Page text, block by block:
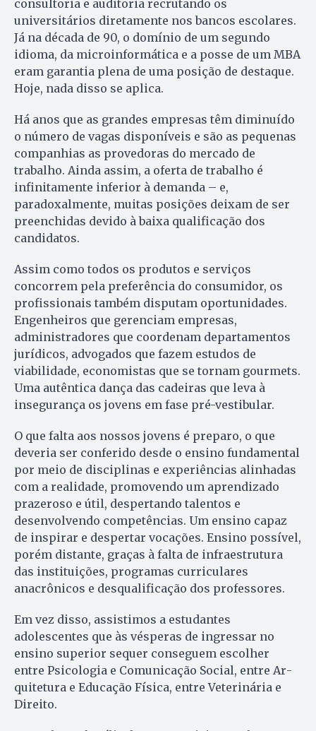
consultoria e auditoria recrutando os
universitários diretamente nos bancos escolares.
Já na década de 90, o domínio de um segundo
idioma, da microinformática e a posse de um MBA
eram garantia plena de uma posição de destaque.
Hoje, nada disso se aplica.
Há anos que as grandes empresas têm diminuído
o número de vagas disponíveis e são as pequenas
companhias as provedoras do mercado de
trabalho. Ainda assim, a oferta de trabalho é
infinitamente inferior à demanda – e,
paradoxalmente, muitas posições deixam de ser
preenchidas devido à baixa qualificação dos
candidatos.
Assim como todos os produtos e serviços
concorrem pela preferência do consumidor, os
profissionais também disputam oportunidades.
Engenheiros que gerenciam empresas,
administradores que coordenam departamentos
jurídicos, advogados que fazem estudos de
viabilidade, economistas que se tornam gourmets.
Uma autêntica dança das cadeiras que leva à
insegurança os jovens em fase pré-vestibular.
O que falta aos nossos jovens é preparo, o que
deveria ser conferido desde o ensino fundamental
por meio de disciplinas e experiências alinhadas
com a realidade, promovendo um aprendizado
prazeroso e útil, despertando talentos e
desenvolvendo competências. Um ensino capaz
de inspirar e despertar vocações. Ensino possível,
porém distante, graças à falta de infraestrutura
das instituições, programas curriculares
anacrônicos e desqualificação dos professores.
Em vez disso, assistimos a estudantes
adolescentes que às vésperas de ingressar no
ensino superior sequer conseguem escolher
entre Psicologia e Co­municação Social, entre Ar­
quitetura e Educação Física, entre Veterinária e
Direito.